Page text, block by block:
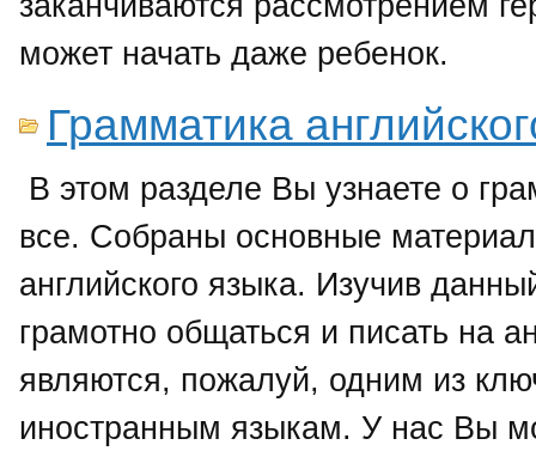
может начать даже ребенок.
Грамматика
В этом разделе Вы узнаете о
все. Собраны основные
английского языка. Изучив
грамотно общаться и писать на
являются, пожалуй, одним из
иностранным языкам. У нас Вы